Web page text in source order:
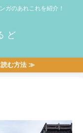
ガのあれこれを紹介！
ど
読む方法 ≫